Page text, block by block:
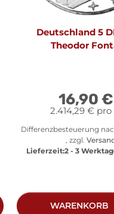
Deutschland 5
Theodor
16,90 €
2.414,29 € pro
Differenzbesteuerung
, zzgl.
Lieferzeit:2 - 3
WARENKORB